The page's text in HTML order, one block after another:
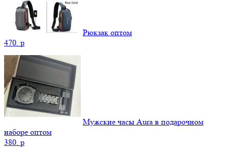
Рюкзак оптом
470. p
Мужские часы Aura в подарочном
наборе оптом
380. p